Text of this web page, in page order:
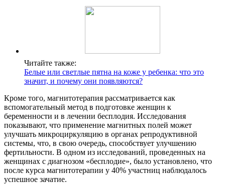
Читайте также:
Белые или светлые пятна на коже у ребенка: что это
значит, и почему они появляются?
Кроме того, магнитотерапия рассматривается как
вспомогательный метод в подготовке женщин к
беременности и в лечении бесплодия. Исследования
показывают, что применение магнитных полей может
улучшать микроциркуляцию в органах репродуктивной
системы, что, в свою очередь, способствует улучшению
фертильности. В одном из исследований, проведенных на
женщинах с диагнозом «бесплодие», было установлено, что
после курса магнитотерапии у 40% участниц наблюдалось
успешное зачатие.